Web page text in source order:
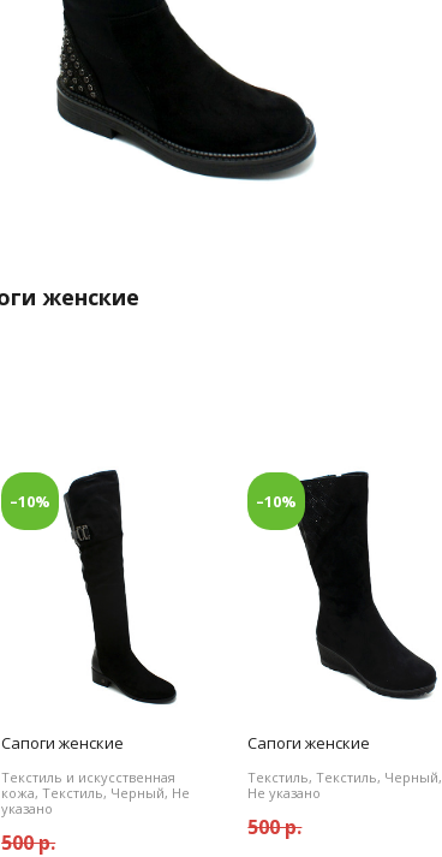
женские
–10%
Сапоги женские
Текстиль и искусственная
кожа, Текстиль, Черный, Не
указано
500 р.
–10%
Сапоги женские
Текстиль, Текстиль, Черный,
Не указано
500 р.